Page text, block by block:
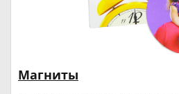
Магниты